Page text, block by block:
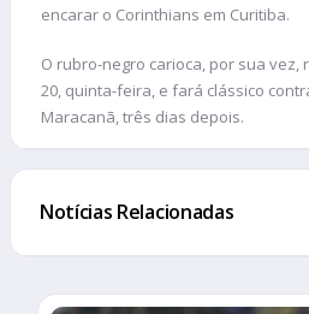
encarar o Corinthians em Curitiba.
O rubro-negro carioca, por sua vez,
20, quinta-feira, e fará clássico
Maracanã, três dias depois.
Notícias Relacionadas